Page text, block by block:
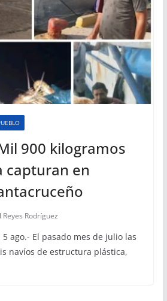
900 kilogramos
capturan en
Reyes Rodríguez
ago.- El pasado mes de julio las
navíos de estructura plástica,